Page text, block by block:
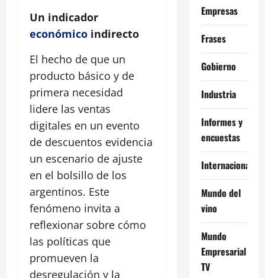
Un indicador
económico indirecto
El hecho de que un
producto básico y de
primera necesidad
lidere las ventas
digitales en un evento
de descuentos evidencia
un escenario de ajuste
en el bolsillo de los
argentinos. Este
fenómeno invita a
reflexionar sobre cómo
las políticas que
promueven la
desregulación y la
Empresas
Frases
Gobierno
Industria
Informes y
encuestas
Internacional
Mundo del
vino
Mundo
Empresarial
TV